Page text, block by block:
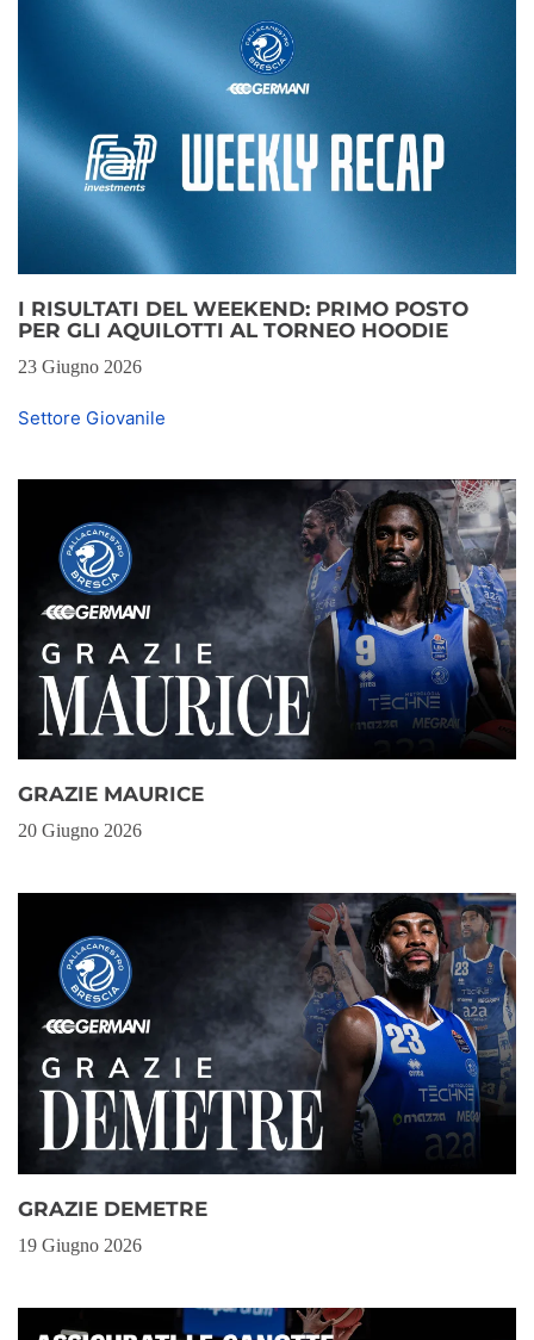
I RISULTATI DEL WEEKEND: PRIMO POSTO
PER GLI AQUILOTTI AL TORNEO HOODIE
23 Giugno 2026
Settore Giovanile
GRAZIE MAURICE
20 Giugno 2026
GRAZIE DEMETRE
19 Giugno 2026